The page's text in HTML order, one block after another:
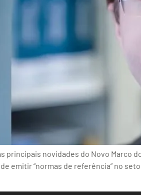
principais novidades do Novo Marco
emitir “normas de referência” no